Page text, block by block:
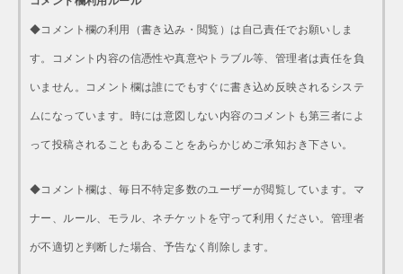
◆コメント欄の利用（書き込み・閲覧）は自己責任でお願いしま
す。コメント内容の信憑性や真意やトラブル等、管理者は責任を負
いません。コメント欄は誰にでもすぐに書き込め反映されるシステ
ムになっています。時には意図しない内容のコメントも第三者によ
って投稿されることもあることをあらかじめご承知おき下さい。
◆コメント欄は、毎日不特定多数のユーザーが閲覧しています。マ
ナー、ルール、モラル、ネチケットを守って利用ください。管理者
が不適切と判断した場合、予告なく削除します。